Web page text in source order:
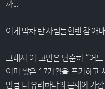
까...
이게 막차 탄 사람들한텐 참 애
그래서 이 고민은 단순히 “어
이미 쌓은 17개월을 포기하고
만큼 더 유리하냐의 문제에 가